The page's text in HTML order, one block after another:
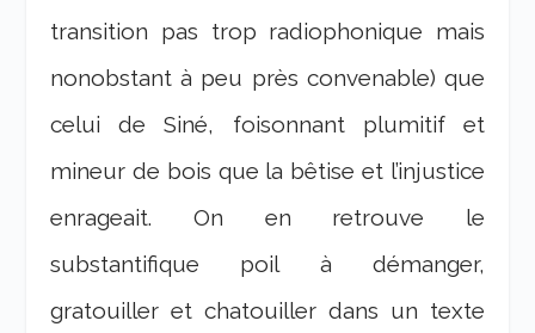
transition pas trop radiophonique mais
nonobstant à peu près convenable) que
celui de Siné, foisonnant plumitif et
mineur de bois que la bêtise et l’injustice
enrageait. On en retrouve le
substantifique poil à démanger,
gratouiller et chatouiller dans un texte